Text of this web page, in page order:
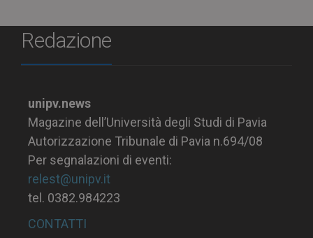
Redazione
unipv.news
Magazine dell’Università degli Studi di Pavia
Autorizzazione Tribunale di Pavia n.694/08
Per segnalazioni di eventi:
relest@unipv.it
tel. 0382.984223
CONTATTI